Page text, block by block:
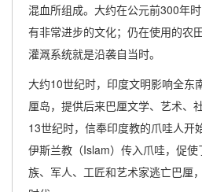
混血所组成。大约在公元前300年
有非常进步的文化；仍在使用的农
灌溉系统就是沿袭自当时。
大约10世纪时，印度文明影响全东
厘岛，提供后来巴厘文学、艺术、
13世纪时，信奉印度教的爪哇人开
伊斯兰教（Islam）传入爪哇，促
族、军人、工匠和艺术家逃亡巴厘